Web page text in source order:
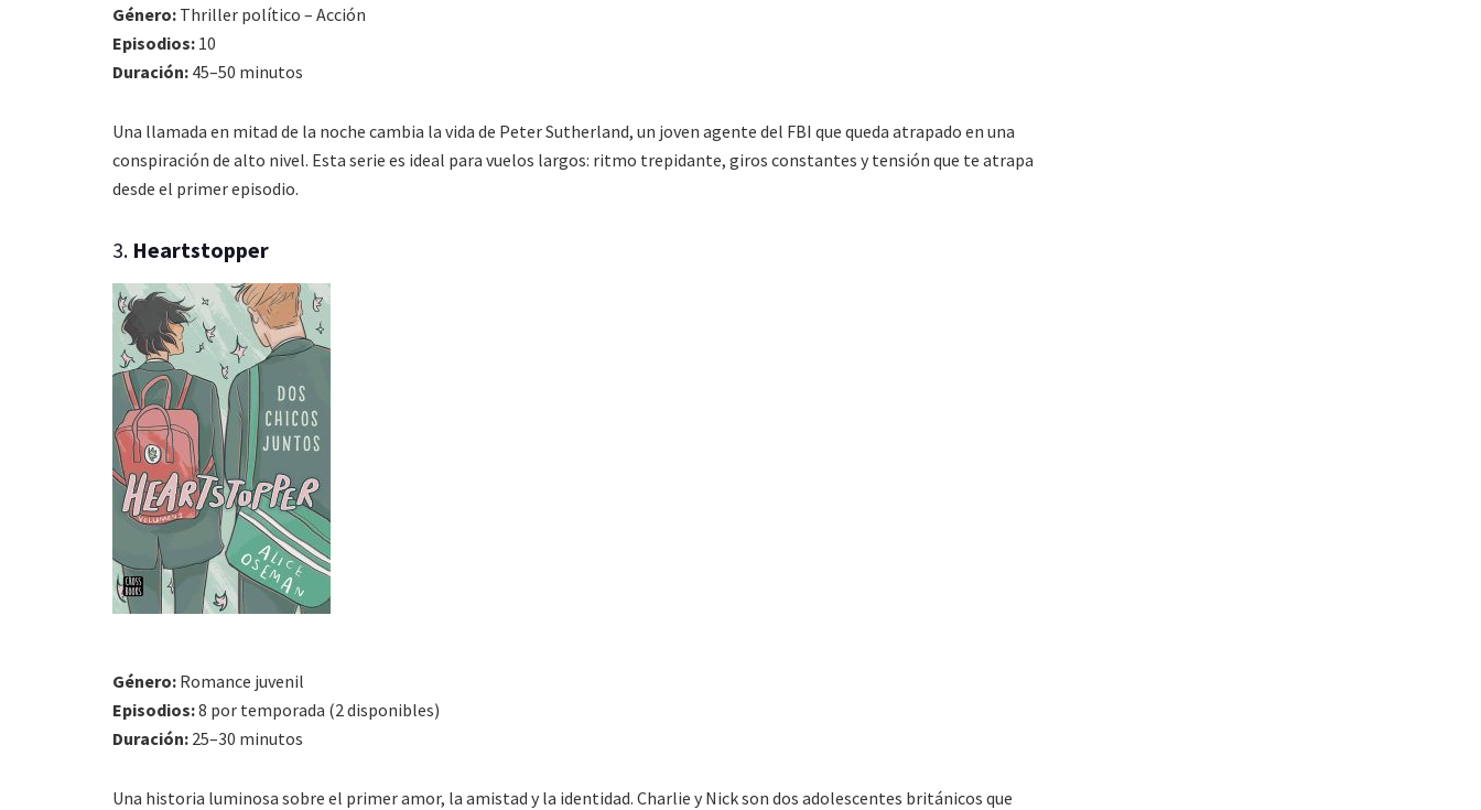
Género: Thriller político – Acción
Episodios: 10
Duración: 45–50 minutos
Una llamada en mitad de la noche cambia la vida de Peter Sutherland, un joven agente del FBI que queda atrapado en una
conspiración de alto nivel. Esta serie es ideal para vuelos largos: ritmo trepidante, giros constantes y tensión que te atrapa
desde el primer episodio.
3. Heartstopper
Género: Romance juvenil
Episodios:8 por temporada (2 disponibles)
Duración: 25–30 minutos
Una historia luminosa sobre el primer amor, la amistad y la identidad. Charlie y Nick son dos adolescentes británicos que